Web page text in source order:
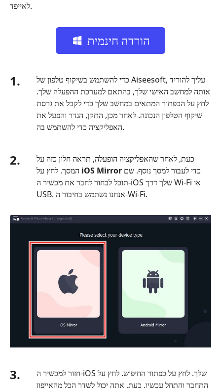
לאייפד.
הורדה חינמית
1.
כדי להשתמש בשיקוף טלפון של Aiseesoft, עליך להוריד
אותה למחשב האישי שלך, בהתאם למערכת ההפעלה שלך.
לחץ על הכפתור המתאים במחשב שלך כדי לקבל את גרסת
שיקוף הטלפון הנכונה. לאחר מכן, התקן, הגדר והפעל את
האפליקציה כדי להשתמש בה.
2.
כעת, לאחר שהאפליקציה הופעלה, תראה חלון כזה על
iOS Mirror
תוכל לבחור לחבר את מכשיר ה‑iOS שלך דרך Wi‑Fi או
USB. אנחנו נשתמש בחיבור ה‑Wi‑Fi.
3.
חזור למכשיר ה-iOS שלך. לחץ על כפתור החיפוש. לחץ על
התחבר והתחל עכשיו. כעת, אתה יכול לשדר הכל מהאייפון